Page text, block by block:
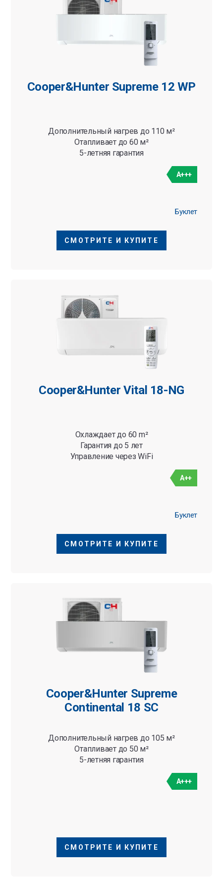
Cooper&Hunter Supreme 12 WP
Дополнительный нагрев до 110 м²
Отапливает до 60 м²
5-летняя гарантия
A+++
Буклет
СМОТРИТЕ И КУПИТЕ
Cooper&Hunter Vital 18-NG
Охлаждает до 60 m²
Гарантия до 5 лет
Управление через WiFi
A++
Буклет
СМОТРИТЕ И КУПИТЕ
Cooper&Hunter Supreme
Continental 18 SC
Дополнительный нагрев до 105 м²
Отапливает до 50 м²
5-летняя гарантия
A+++
СМОТРИТЕ И КУПИТЕ